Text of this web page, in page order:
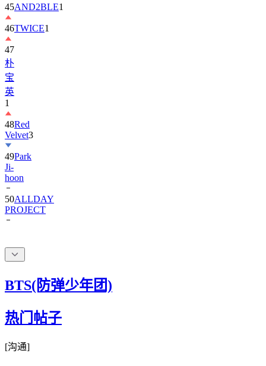
45AND2BLE1
46TWICE1
47
朴
宝
英
1
48Red
Velvet3
49Park
Ji-
hoon
50ALLDAY
PROJECT
BTS(防弹少年团)
热门帖子
[沟通]